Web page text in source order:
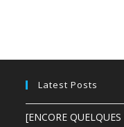
Latest Posts
[ENCORE